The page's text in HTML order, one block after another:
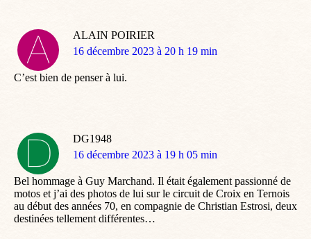
ALAIN POIRIER
dit
16 décembre 2023 à 20 h 19 min
C’est bien de penser à lui.
DG1948
dit
16 décembre 2023 à 19 h 05 min
Bel hommage à Guy Marchand. Il était également passionné de
motos et j’ai des photos de lui sur le circuit de Croix en Ternois
au début des années 70, en compagnie de Christian Estrosi, deux
destinées tellement différentes…